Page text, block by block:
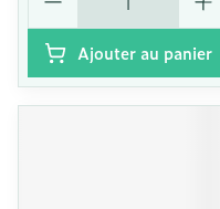
Ajouter au panier